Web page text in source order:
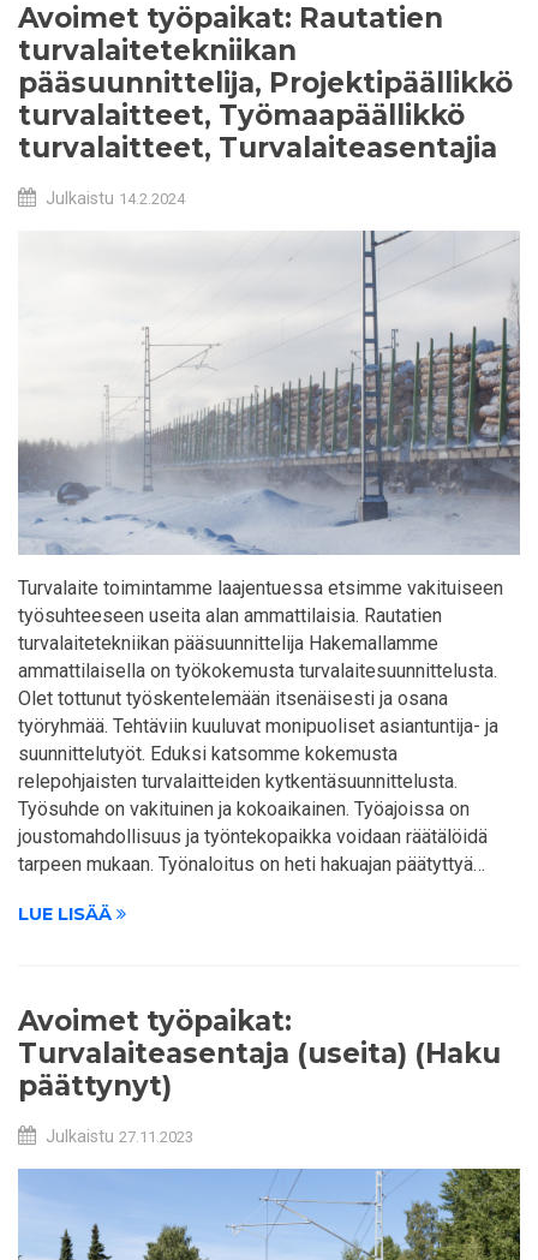
Avoimet työpaikat: Rautatien
turvalaitetekniikan
pääsuunnittelija, Projektipäällikkö
turvalaitteet, Työmaapäällikkö
turvalaitteet, Turvalaiteasentajia
Julkaistu 14.2.2024
Turvalaite toimintamme laajentuessa etsimme vakituiseen
työsuhteeseen useita alan ammattilaisia. Rautatien
turvalaitetekniikan pääsuunnittelija Hakemallamme
ammattilaisella on työkokemusta turvalaitesuunnittelusta.
Olet tottunut työskentelemään itsenäisesti ja osana
työryhmää. Tehtäviin kuuluvat monipuoliset asiantuntija- ja
suunnittelutyöt. Eduksi katsomme kokemusta
relepohjaisten turvalaitteiden kytkentäsuunnittelusta.
Työsuhde on vakituinen ja kokoaikainen. Työajoissa on
joustomahdollisuus ja työntekopaikka voidaan räätälöidä
tarpeen mukaan. Työnaloitus on heti hakuajan päätyttyä…
LUE LISÄÄ
Avoimet työpaikat:
Turvalaiteasentaja (useita) (Haku
päättynyt)
Julkaistu 27.11.2023